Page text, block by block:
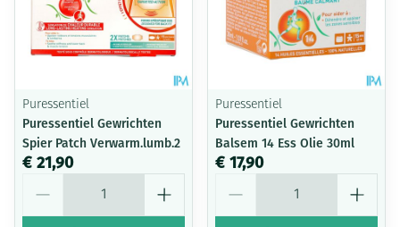
Puressentiel
Puressentiel Gewrichten
Spier Patch Verwarm.lumb.2
€ 21,90
Puressentiel
Puressentiel Gewrichten
Balsem 14 Ess Olie 30ml
€ 17,90